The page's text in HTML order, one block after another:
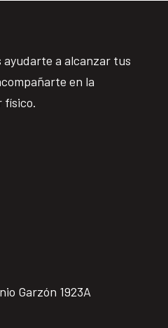
ayudarte a alcanzar tus
en la
físico.
Garzón 1923A